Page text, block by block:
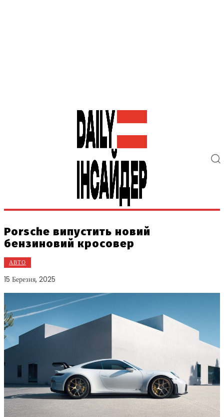
Porsche випустить новий
бензиновий кросовер
АВТО
15 Березня, 2025